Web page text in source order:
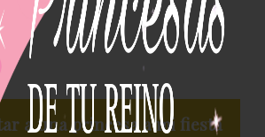
a una princesa a mi fiesta